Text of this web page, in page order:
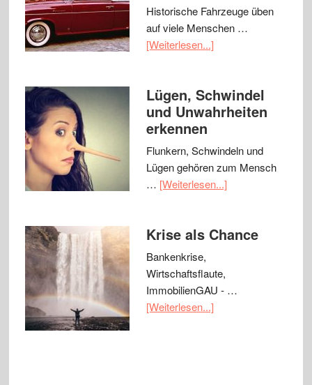
Historische Fahrzeuge üben
auf viele Menschen …
[Weiterlesen...]
Lügen, Schwindel
und Unwahrheiten
erkennen
Flunkern, Schwindeln und
Lügen gehören zum Mensch
… [Weiterlesen...]
Krise als Chance
Bankenkrise,
Wirtschaftsflaute,
ImmobilienGAU - …
[Weiterlesen...]